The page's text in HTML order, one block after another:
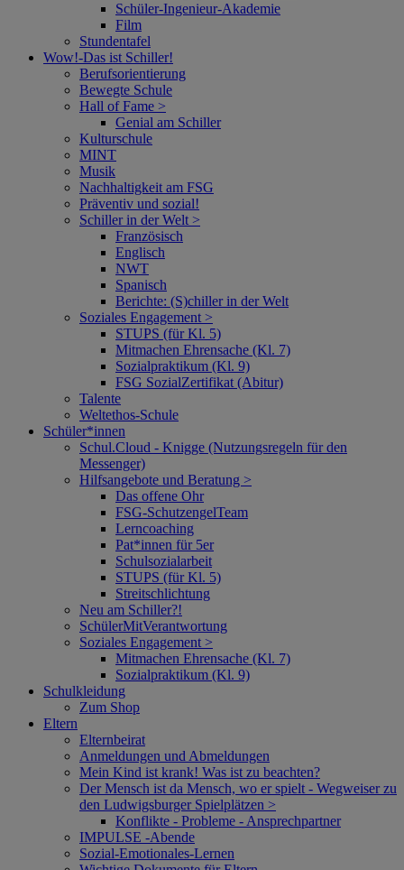
Schüler-Ingenieur-Akademie
Film
Stundentafel
Wow!‑Das ist Schiller!
Berufsorientierung
Bewegte Schule
Hall of Fame >
Genial am Schiller
Kulturschule
MINT
Musik
Nachhaltigkeit am FSG
Präventiv und sozial!
Schiller in der Welt >
Französisch
Englisch
NWT
Spanisch
Berichte: (S)chiller in der Welt
Soziales Engagement >
STUPS (für Kl. 5)
Mitmachen Ehrensache (Kl. 7)
Sozialpraktikum (Kl. 9)
FSG SozialZertifikat (Abitur)
Talente
Weltethos-Schule
Schüler*innen
Schul.Cloud - Knigge (Nutzungsregeln für den
Messenger)
Hilfsangebote und Beratung >
Das offene Ohr
FSG-SchutzengelTeam
Lerncoaching
Pat*innen für 5er
Schulsozialarbeit
STUPS (für Kl. 5)
Streitschlichtung
Neu am Schiller?!
SchülerMitVerantwortung
Soziales Engagement >
Mitmachen Ehrensache (Kl. 7)
Sozialpraktikum (Kl. 9)
Schulkleidung
Zum Shop
Eltern
Elternbeirat
Anmeldungen und Abmeldungen
Mein Kind ist krank! Was ist zu beachten?
Der Mensch ist da Mensch, wo er spielt - Wegweiser zu
den Ludwigsburger Spielplätzen >
Konflikte - Probleme - Ansprechpartner
IMPULSE -Abende
Sozial-Emotionales-Lernen